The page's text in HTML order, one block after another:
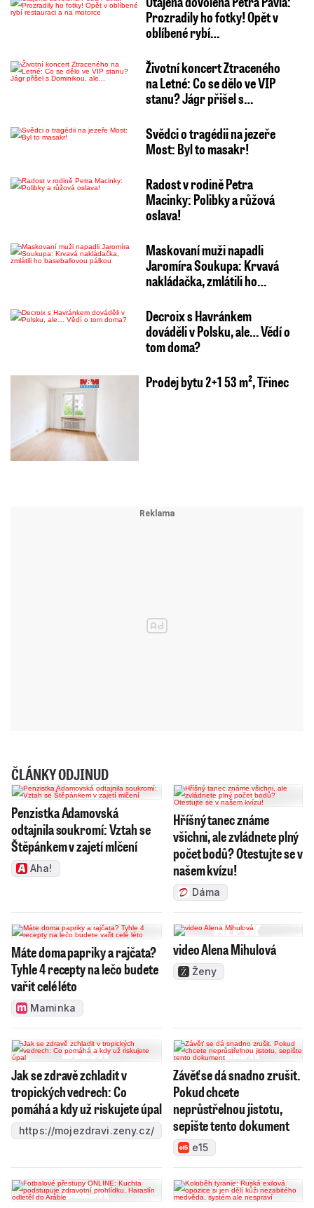
Prozradily ho fotky! Opět v
oblíbené rybí…
Životní koncert Ztraceného
na Letné: Co se dělo ve VIP
stanu? Jágr přišel s…
Svědci o tragédii na jezeře
Most: Byl to masakr!
Radost v rodině Petra
Macinky: Polibky a růžová
oslava!
Maskovaní muži napadli
Jaromíra Soukupa: Krvavá
nakládačka, zmlátili ho…
Decroix s Havránkem
dováděli v Polsku, ale… Vědí o
tom doma?
Prodej bytu 2+1 53 m², Třinec
ČLÁNKY ODJINUD
Penzistka Adamovská
odtajnila soukromí: Vztah se
Štěpánkem v zajetí mlčení
Aha!
Hříšný tanec známe
všichni, ale zvládnete plný
počet bodů? Otestujte se v
našem kvízu!
Dáma
Máte doma papriky a rajčata?
Tyhle 4 recepty na lečo budete
vařit celé léto
Maminka
video Alena Mihulová
Ženy
Jak se zdravě zchladit v
tropických vedrech: Co
pomáhá a kdy už riskujete úpal
https://mojezdravi.zeny.cz/
Závěť se dá snadno zrušit.
Pokud chcete
neprůstřelnou jistotu,
sepište tento dokument
e15